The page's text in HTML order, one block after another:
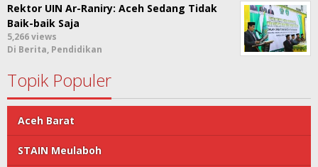
Rektor UIN Ar-Raniry: Aceh Sedang Tidak
Baik-baik Saja
5,266 views
Di Berita, Pendidikan
Topik Populer
Aceh Barat
STAIN Meulaboh